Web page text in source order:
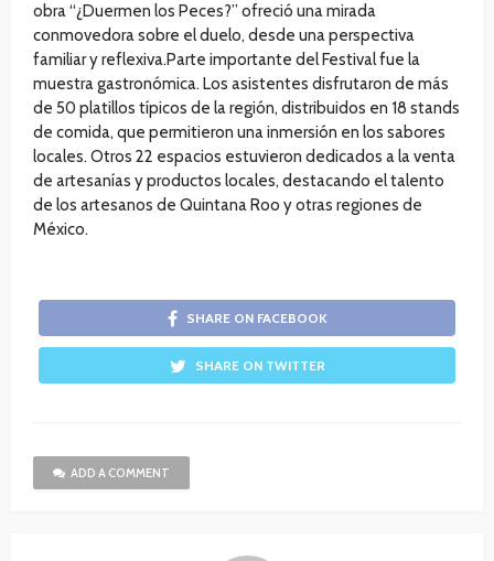
obra “¿Duermen los Peces?” ofreció una mirada
conmovedora sobre el duelo, desde una perspectiva
familiar y reflexiva.Parte importante del Festival fue la
muestra gastronómica. Los asistentes disfrutaron de más
de 50 platillos típicos de la región, distribuidos en 18 stands
de comida, que permitieron una inmersión en los sabores
locales. Otros 22 espacios estuvieron dedicados a la venta
de artesanías y productos locales, destacando el talento
de los artesanos de Quintana Roo y otras regiones de
México.
SHARE ON FACEBOOK
SHARE ON TWITTER
ADD A COMMENT